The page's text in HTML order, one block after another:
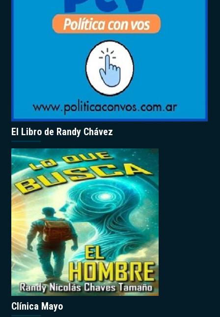
El Libro de Randy Chávez
Clínica Mayo